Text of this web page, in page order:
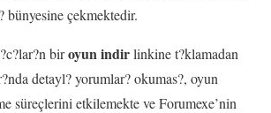
bünyesine çekmektedir.
biroyun indirlinkine t?klamadan
detayl? yorumlar? okumas?, oyun
süreçlerini etkilemekte ve Forumexe’nin